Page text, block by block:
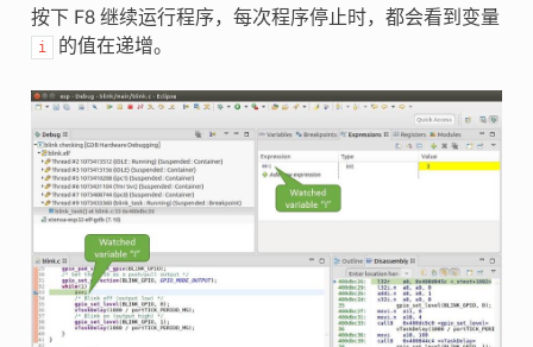
按下 F8 继续运行程序，每次程序停止时，都会看到变量
i 的值在递增。